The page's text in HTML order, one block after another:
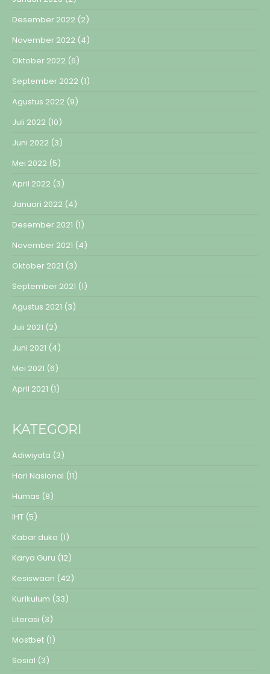
Desember 2022 (2)
November 2022 (4)
Oktober 2022 (6)
September 2022 (1)
Agustus 2022 (9)
Juli 2022 (10)
Juni 2022 (3)
Mei 2022 (5)
April 2022 (3)
Januari 2022 (4)
Desember 2021 (1)
November 2021 (4)
Oktober 2021 (3)
September 2021 (1)
Agustus 2021 (3)
Juli 2021 (2)
Juni 2021 (4)
Mei 2021 (6)
April 2021 (1)
KATEGORI
Adiwiyata (3)
Hari Nasional (11)
Humas (8)
IHT (5)
Kabar duka (1)
Karya Guru (12)
Kesiswaan (42)
Kurikulum (33)
Literasi (3)
Mostbet (1)
Sosial (3)